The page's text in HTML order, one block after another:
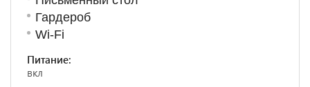
Гардероб
Wi-Fi
Питание:
вкл